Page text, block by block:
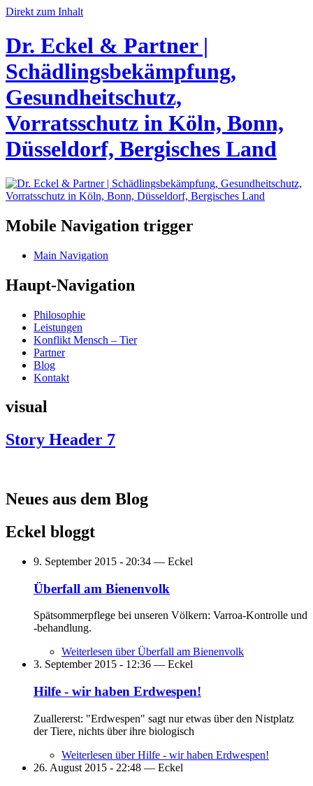
Direkt zum Inhalt
Dr. Eckel & Partner |
Schädlingsbekämpfung,
Gesundheitschutz,
Vorratsschutz in Köln, Bonn,
Düsseldorf, Bergisches Land
Mobile Navigation trigger
Main Navigation
Haupt-Navigation
Philosophie
Leistungen
Konflikt Mensch – Tier
Partner
Blog
Kontakt
visual
Story Header 7
Neues aus dem Blog
Eckel bloggt
9. September 2015 - 20:34 — Eckel
Überfall am Bienenvolk
Spätsommerpflege bei unseren Völkern: Varroa-Kontrolle und
-behandlung.
Weiterlesen über Überfall am Bienenvolk
3. September 2015 - 12:36 — Eckel
Hilfe - wir haben Erdwespen!
Zuallererst: "Erdwespen" sagt nur etwas über den Nistplatz
der Tiere, nichts über ihre biologisch
Weiterlesen über Hilfe - wir haben Erdwespen!
26. August 2015 - 22:48 — Eckel